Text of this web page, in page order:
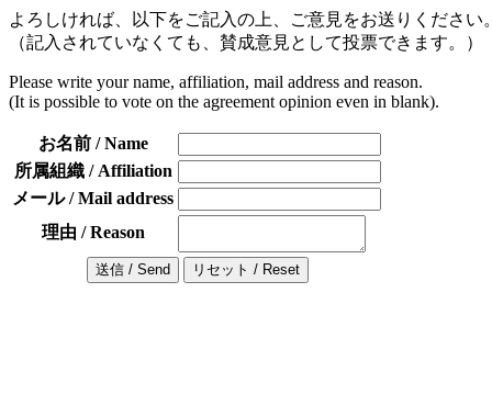
よろしければ、以下をご記入の上、ご意見をお送りください
（記入されていなくても、賛成意見として投票できます。）
Please write your name, affiliation, mail address and reason.
(It is possible to vote on the agreement opinion even in blank).
お名前 / Name
所属組織 / Affiliation
メール / Mail address
理由 / Reason